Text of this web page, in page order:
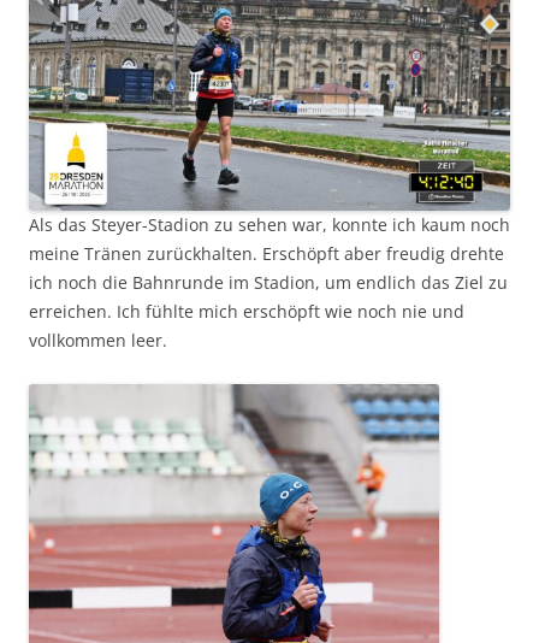
Als das Steyer-Stadion zu sehen war, konnte ich kaum noch
meine Tränen zurückhalten. Erschöpft aber freudig drehte
ich noch die Bahnrunde im Stadion, um endlich das Ziel zu
erreichen. Ich fühlte mich erschöpft wie noch nie und
vollkommen leer.